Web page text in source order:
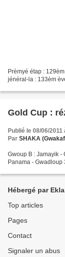
Prèmyé étap :
jénéral-la : 133èm
Gold Cup :
Publié le 08/06/2011
Par SHAKA
Gwoup B : Jamayik -
Panama - Gwadloup
Hébergé par
Top articles
Pages
Contact
Signaler un abus